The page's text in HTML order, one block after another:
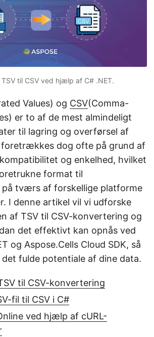
TSV til CSV ved hjælp af C# .NET.
Values) og CSV(Comma-
er to af de mest almindeligt
til lagring og overførsel af
foretrækkes dog ofte på grund af
og enkelhed, hvilket
format til
på tværs af forskellige platforme
I denne artikel vil vi udforske
af TSV til CSV-konvertering og
det effektivt kan opnås ved
og Aspose.Cells Cloud SDK, så
fulde potentiale af dine data.
til CSV-konvertering
fil til CSV i C#
ved hjælp af cURL-